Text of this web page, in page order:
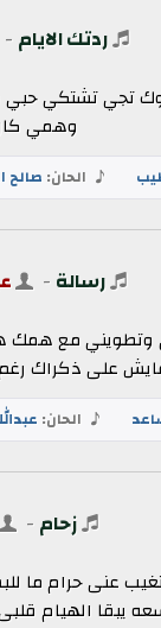
ردتك الايام -
توك تجي تشتكي
وهمي
الحان: صالح
رسالة -
مع همك
على ذكراك
الحان:
زحام -
عنى حرام ما
يبقا الهيام